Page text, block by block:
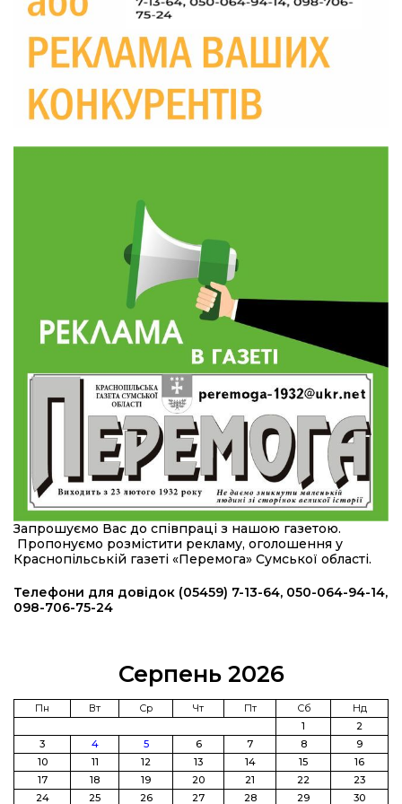
28 лип
Житлові сертифікати, підготовка до зими та
підтримка ВПО: підсумки засідання виконкому
Краснопільської селищної ради
10:36
28 лип
Валентина Масалітіна: «Нас тримає віра в
Перемогу і повернення додому»
Обмежено придатний, але безмежно
вмотивований: Як колишній лісівник став асом
артилерії
490 пацієнтів та 15 відвіданих сіл: МБФ
«Альянс громадського здоров’я» підбив
підсумки роботи мобільних клінік у Сумській
області
12:24
23 лип
Покинув безпечне життя за кордоном, щоб
захистити рідну землю: пам’яті Сергія
Балабаєнка (ВІДЕО)
23 лип
Командир гармати Руслан Козирін: «Змінити
підрозділ чи бригаду – навіть думки не було»
20:36
22 лип
Нова кав’ярня в Сумах: як родина військового
з Краснопілля відкрила «Лев каву» за грантові
кошти (ВІДЕО)
14:37
21 лип
Захищав кордон до останнього подиху:
пам’яті полеглого прикордонника Олександра
Від штанги до «крил»: як спорт і характер
колишнього паверліфтера гартують перемогу
11:19
21 лип
На щиті повертається додому:
Краснопільська громада втратила 27-річного
Захисника Сергія Балабаєнка
Запрошуємо Вас до співпраці з нашою газетою.
Пропонуємо розмістити рекламу, оголошення у
Краснопільській газеті «Перемога» Сумської області.
Телефони для довідок (05459) 7-13-64, 050-064-94-14,
098-706-75-24
Серпень 2026
Пн Вт Ср Чт Пт Сб
Нд
1
2
3
4 5 6 7 8
9
10
11 12 13 14 15
16
17
18 19 20 21 22
23
24
25 26 27 28 29
30